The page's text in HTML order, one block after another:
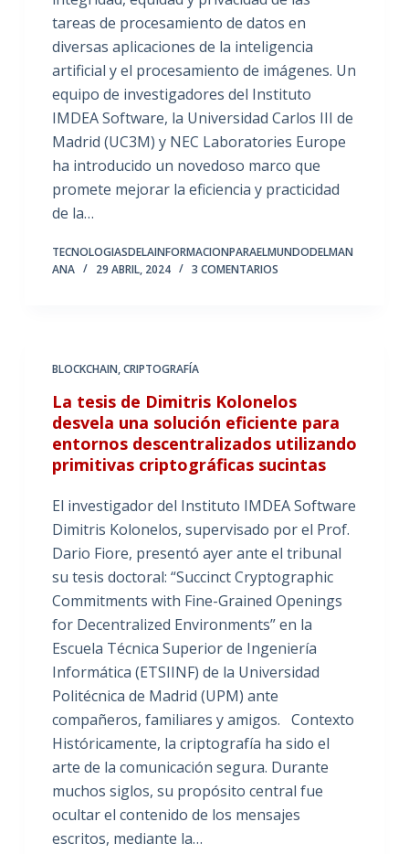
tareas de procesamiento de datos en
diversas aplicaciones de la inteligencia
artificial y el procesamiento de imágenes. Un
equipo de investigadores del Instituto
IMDEA Software, la Universidad Carlos III de
Madrid (UC3M) y NEC Laboratories Europe
ha introducido un novedoso marco que
promete mejorar la eficiencia y practicidad
de la…
TECNOLOGIASDELAINFORMACIONPARAELMUNDODELMAN
ANA
29 ABRIL, 2024 3 COMENTARIOS
BLOCKCHAIN,CRIPTOGRAFÍA
La tesis de Dimitris Kolonelos
desvela una solución eficiente para
entornos descentralizados utilizando
primitivas criptográficas sucintas
El investigador del Instituto IMDEA Software
Dimitris Kolonelos, supervisado por el Prof.
Dario Fiore, presentó ayer ante el tribunal
su tesis doctoral: “Succinct Cryptographic
Commitments with Fine-Grained Openings
for Decentralized Environments” en la
Escuela Técnica Superior de Ingeniería
Informática (ETSIINF) de la Universidad
Politécnica de Madrid (UPM) ante
compañeros, familiares y amigos. Contexto
Históricamente, la criptografía ha sido el
arte de la comunicación segura. Durante
muchos siglos, su propósito central fue
ocultar el contenido de los mensajes
escritos, mediante la…